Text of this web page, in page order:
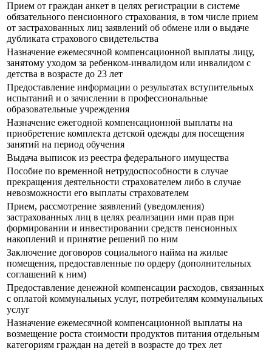
Прием от граждан анкет в целях регистрации в системе
обязательного пенсионного страхования, в том числе прием
от застрахованных лиц заявлений об обмене или о выдаче
дубликата страхового свидетельства
Назначение ежемесячной компенсационной выплаты лицу,
занятому уходом за ребенком-инвалидом или инвалидом с
детства в возрасте до 23 лет
Предоставление информации о результатах вступительных
испытаний и о зачислении в профессиональные
образовательные учреждения
Назначение ежегодной компенсационной выплаты на
приобретение комплекта детской одежды для посещения
занятий на период обучения
Выдача выписок из реестра федерального имущества
Пособие по временной нетрудоспособности в случае
прекращения деятельности страхователем либо в случае
невозможности его выплаты страхователем
Прием, рассмотрение заявлений (уведомления)
застрахованных лиц в целях реализации ими прав при
формировании и инвестировании средств пенсионных
накоплений и принятие решений по ним
Заключение договоров социального найма на жилые
помещения, предоставленные по ордеру (дополнительных
соглашений к ним)
Предоставление денежной компенсации расходов, связанных
с оплатой коммунальных услуг, потребителям коммунальных
услуг
Назначение ежемесячной компенсационной выплаты на
возмещение роста стоимости продуктов питания отдельным
категориям граждан на детей в возрасте до трех лет